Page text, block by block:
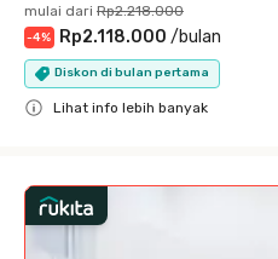
mulai dari Rp2.218.000
-4% Rp2.118.000 /bulan
Diskon di bulan pertama
Lihat info lebih banyak